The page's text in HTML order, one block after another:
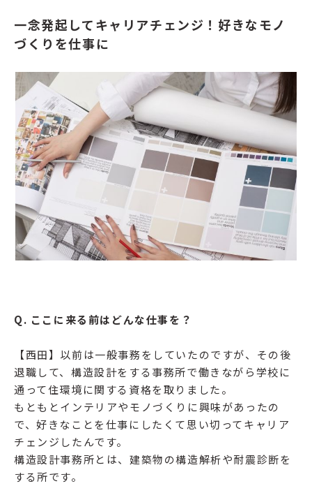
一念発起してキャリアチェンジ！好きなモノ
づくりを仕事に
Q. ここに来る前はどんな仕事を？
【西田】以前は一般事務をしていたのですが、その後
退職して、構造設計をする事務所で働きながら学校に
通って住環境に関する資格を取りました。
もともとインテリアやモノづくりに興味があったの
で、好きなことを仕事にしたくて思い切ってキャリア
チェンジしたんです。
構造設計事務所とは、建築物の構造解析や耐震診断を
する所です。